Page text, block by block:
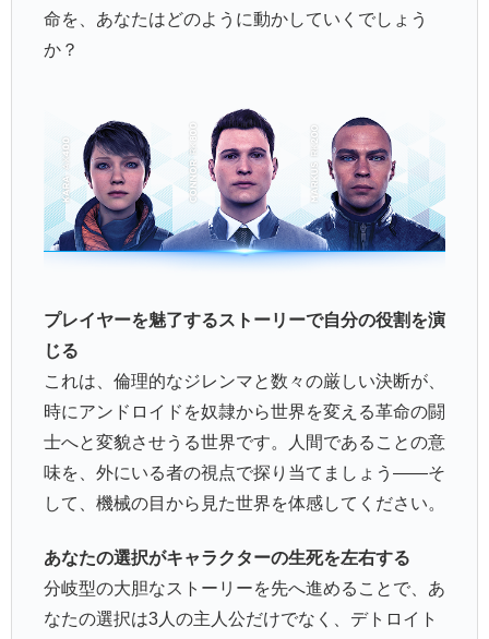
命を、あなたはどのように動かしていくでしょう
か？
プレイヤーを魅了するストーリーで自分の役割を演
じる
これは、倫理的なジレンマと数々の厳しい決断が、
時にアンドロイドを奴隷から世界を変える革命の闘
士へと変貌させうる世界です。人間であることの意
味を、外にいる者の視点で探り当てましょう――そ
して、機械の目から見た世界を体感してください。
あなたの選択がキャラクターの生死を左右する
分岐型の大胆なストーリーを先へ進めることで、あ
なたの選択は3人の主人公だけでなく、デトロイト